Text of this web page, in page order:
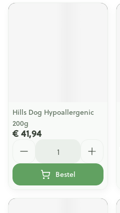
Hills Dog Hypoallergenic
200g
€ 41,94
Bestel